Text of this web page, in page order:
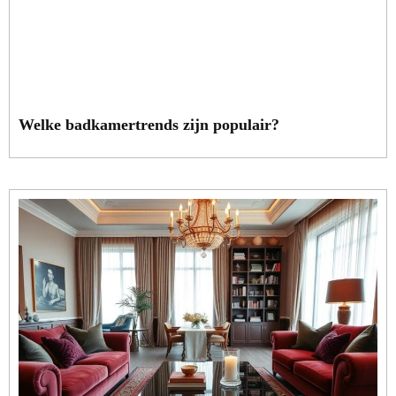
Welke badkamertrends zijn populair?